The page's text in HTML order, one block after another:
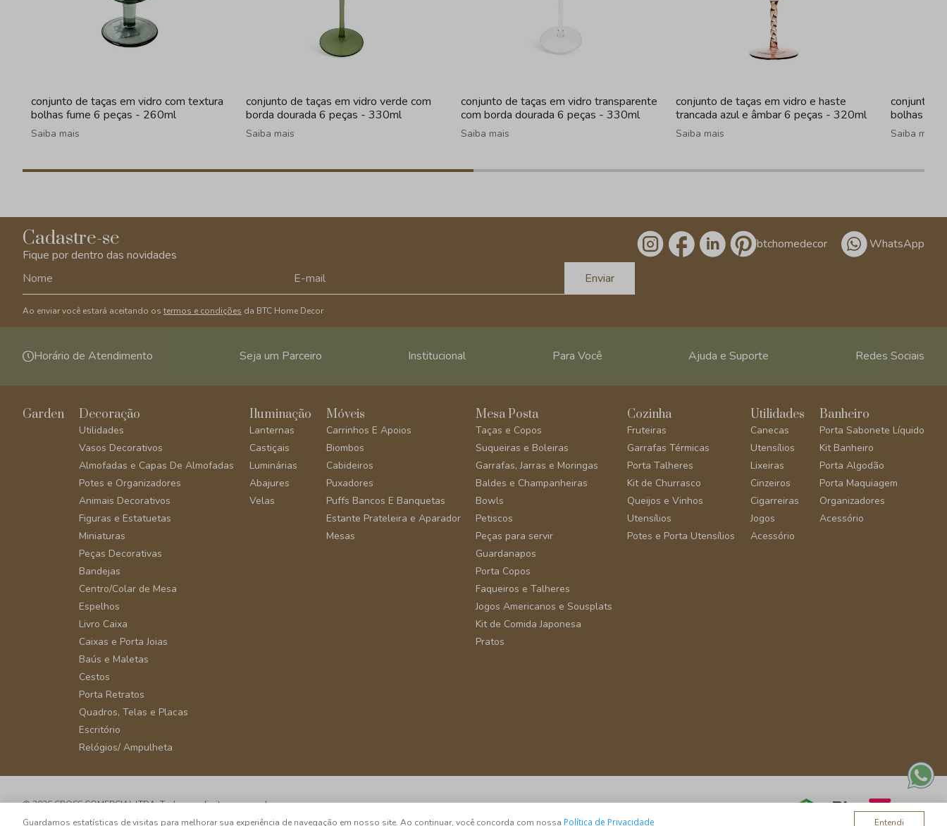
conjunto de taças em vidro com textura
bolhas fume 6 peças - 260ml
Saiba mais
conjunto de taças em vidro verde com
borda dourada 6 peças - 330ml
Saiba mais
conjunto de taças em vidro transparente
com borda dourada 6 peças - 330ml
Saiba mais
conjunto de taças em vidro e haste
trancada azul e âmbar 6 peças - 320ml
Saiba mais
conjunto
bolhas
Saiba mais
Cadastre-se
Fique por dentro das novidades
Enviar
Ao enviar você estará aceitando os termos e condições da BTC Home Decor
/btchomedecor WhatsApp
Horário de Atendimento Seja um Parceiro Institucional Para Você Ajuda e Suporte Redes Sociais
Garden Decoração
Utilidades
Vasos Decorativos
Almofadas e Capas De Almofadas
Potes e Organizadores
Animais Decorativos
Figuras e Estatuetas
Miniaturas
Peças Decorativas
Bandejas
Centro/Colar de Mesa
Espelhos
Livro Caixa
Caixas e Porta Joias
Baús e Maletas
Cestos
Porta Retratos
Quadros, Telas e Placas
Escritório
Relógios/ Ampulheta
Iluminação
Lanternas
Castiçais
Luminárias
Abajures
Velas
Móveis
Carrinhos E Apoios
Biombos
Cabideiros
Puxadores
Puffs Bancos E Banquetas
Estante Prateleira e Aparador
Mesas
Mesa Posta
Taças e Copos
Suqueiras e Boleiras
Garrafas, Jarras e Moringas
Baldes e Champanheiras
Bowls
Petiscos
Peças para servir
Guardanapos
Porta Copos
Faqueiros e Talheres
Jogos Americanos e Sousplats
Kit de Comida Japonesa
Pratos
Cozinha
Fruteiras
Garrafas Térmicas
Porta Talheres
Kit de Churrasco
Queijos e Vinhos
Utensílios
Potes e Porta Utensílios
Utilidades
Canecas
Utensílios
Lixeiras
Cinzeiros
Cigarreiras
Jogos
Acessório
Banheiro
Porta Sabonete Líquido
Kit Banheiro
Porta Algodão
Porta Maquiagem
Organizadores
Acessório
© 2026 CROSS COMERCIAL LTDA. Todos os direitos reservados.
Guardamos estatísticas de visitas para melhorar sua experiência de navegação em nosso site. Ao continuar, você concorda com nossa Política de Privacidade Entendi